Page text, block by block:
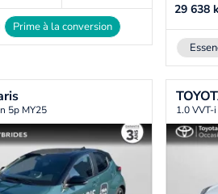
Prime à la conversion
29 638
5p MY25 1.0 VVT-